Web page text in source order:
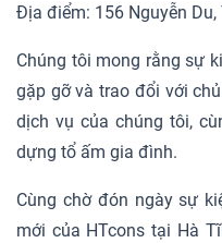
Địa điểm: 156 Nguyễn Du,
Chúng tôi mong rằng sự
gặp gỡ và trao đổi với
dịch vụ của chúng tôi,
dựng tổ ấm gia đình.
Cùng chờ đón ngày sự
mới của HTcons tại Hà